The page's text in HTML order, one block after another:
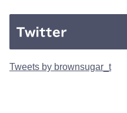
Twitter
Tweets by brownsugar_t